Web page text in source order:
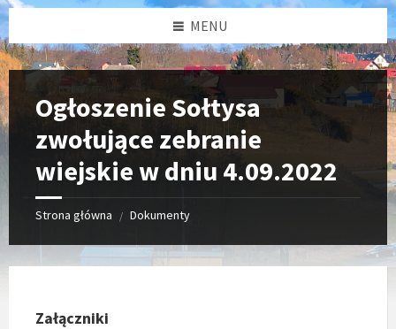
MENU
Ogłoszenie Sołtysa
zwołujące zebranie
wiejskie w dniu 4.09.2022
Strona główna / Dokumenty
Załączniki